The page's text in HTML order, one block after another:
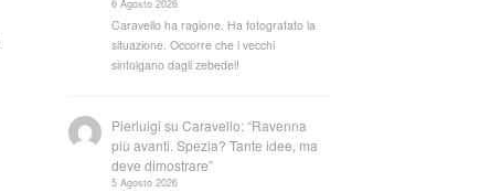
6 Agosto 2026
Caravello ha ragione. Ha fotografato la
situazione. Occorre che i vecchi
sintolgano dagli zebedei!
Pierluigi suCaravello: “Ravenna
più avanti. Spezia? Tante idee, ma
deve dimostrare”
5 Agosto 2026